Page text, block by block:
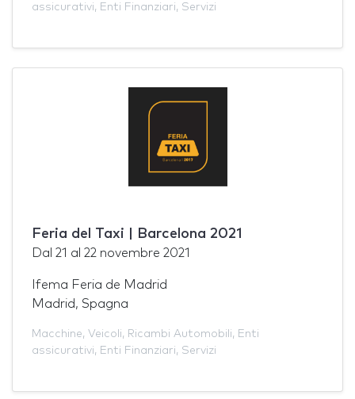
assicurativi, Enti Finanziari, Servizi
Feria del Taxi | Barcelona 2021
Dal 21 al 22 novembre 2021
Ifema Feria de Madrid
Madrid, Spagna
Macchine, Veicoli, Ricambi Automobili, Enti
assicurativi, Enti Finanziari, Servizi